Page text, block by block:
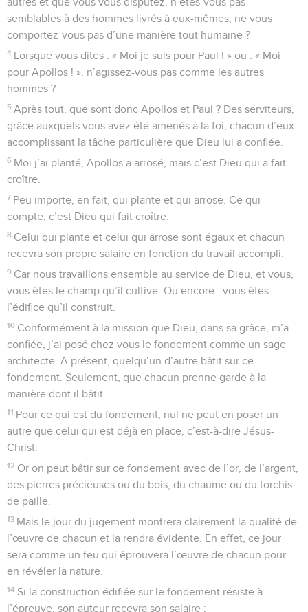
semblables à des hommes livrés à eux-mêmes, ne vous
comportez-vous pas d’une manière tout humaine ?
4 Lorsque vous dites : « Moi je suis pour Paul ! » ou : « Moi
pour Apollos ! », n’agissez-vous pas comme les autres
hommes ?
5 Après tout, que sont donc Apollos et Paul ? Des serviteurs,
grâce auxquels vous avez été amenés à la foi, chacun d’eux
accomplissant la tâche particulière que Dieu lui a confiée.
6 Moi j’ai planté, Apollos a arrosé, mais c’est Dieu qui a fait
croître.
7 Peu importe, en fait, qui plante et qui arrose. Ce qui
compte, c’est Dieu qui fait croître.
8 Celui qui plante et celui qui arrose sont égaux et chacun
recevra son propre salaire en fonction du travail accompli.
9 Car nous travaillons ensemble au service de Dieu, et vous,
vous êtes le champ qu’il cultive. Ou encore : vous êtes
l’édifice qu’il construit.
10 Conformément à la mission que Dieu, dans sa grâce, m’a
confiée, j’ai posé chez vous le fondement comme un sage
architecte. A présent, quelqu’un d’autre bâtit sur ce
fondement. Seulement, que chacun prenne garde à la
manière dont il bâtit.
11 Pour ce qui est du fondement, nul ne peut en poser un
autre que celui qui est déjà en place, c’est-à-dire Jésus-
Christ.
12 Or on peut bâtir sur ce fondement avec de l’or, de l’argent,
des pierres précieuses ou du bois, du chaume ou du torchis
de paille.
13 Mais le jour du jugement montrera clairement la qualité de
l’œuvre de chacun et la rendra évidente. En effet, ce jour
sera comme un feu qui éprouvera l’œuvre de chacun pour
en révéler la nature.
14 Si la construction édifiée sur le fondement résiste à
l’épreuve, son auteur recevra son salaire ;